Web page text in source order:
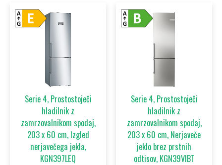
Serie 4, Prostostoječi
hladilnik z
zamrzovalnikom spodaj,
203 x 60 cm, Izgled
nerjavečega jekla,
KGN397LEQ
Serie 4, Prostostoječi
hladilnik z
zamrzovalnikom spodaj,
203 x 60 cm, Nerjaveče
jeklo brez prstnih
odtisov, KGN39VIBT